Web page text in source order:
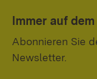
Immer auf
Abonnieren Sie
Newsletter.